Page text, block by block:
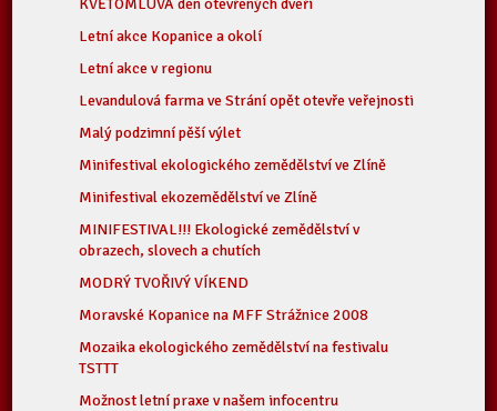
KVĚTOMLUVA den otevřených dveří
Letní akce Kopanice a okolí
Letní akce v regionu
Levandulová farma ve Strání opět otevře veřejnosti
Malý podzimní pěší výlet
Minifestival ekologického zemědělství ve Zlíně
Minifestival ekozemědělství ve Zlíně
MINIFESTIVAL!!! Ekologické zemědělství v
obrazech, slovech a chutích
MODRÝ TVOŘIVÝ VÍKEND
Moravské Kopanice na MFF Strážnice 2008
Mozaika ekologického zemědělství na festivalu
TSTTT
Možnost letní praxe v našem infocentru